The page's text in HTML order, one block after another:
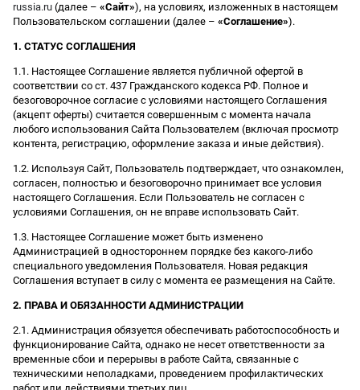
russia.ru (далее – «Сайт»), на условиях, изложенных в настоящем
Пользовательском соглашении (далее – «Соглашение»).
1. СТАТУС СОГЛАШЕНИЯ
1.1. Настоящее Соглашение является публичной офертой в
соответствии со ст. 437 Гражданского кодекса РФ. Полное и
безоговорочное согласие с условиями настоящего Соглашения
(акцепт оферты) считается совершенным с момента начала
любого использования Сайта Пользователем (включая просмотр
контента, регистрацию, оформление заказа и иные действия).
1.2. Используя Сайт, Пользователь подтверждает, что ознакомлен,
согласен, полностью и безоговорочно принимает все условия
настоящего Соглашения. Если Пользователь не согласен с
условиями Соглашения, он не вправе использовать Сайт.
1.3. Настоящее Соглашение может быть изменено
Администрацией в одностороннем порядке без какого-либо
специального уведомления Пользователя. Новая редакция
Соглашения вступает в силу с момента ее размещения на Сайте.
2. ПРАВА И ОБЯЗАННОСТИ АДМИНИСТРАЦИИ
2.1. Администрация обязуется обеспечивать работоспособность и
функционирование Сайта, однако не несет ответственности за
временные сбои и перерывы в работе Сайта, связанные с
техническими неполадками, проведением профилактических